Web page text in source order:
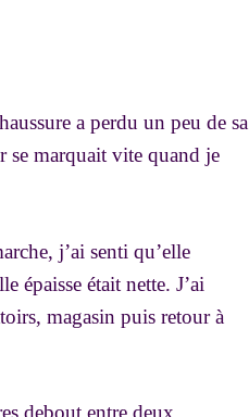
a perdu un peu de sa
marquait vite quand je
j’ai senti qu’elle
épaisse était nette. J’ai
magasin puis retour à